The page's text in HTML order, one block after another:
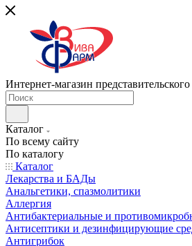
Интернет-магазин представительского
Каталог
По всему сайту
По каталогу
Каталог
Лекарства и БАДы
Анальгетики, спазмолитики
Аллергия
Антибактериальные и
Антисептики и дезинфицирующие
Антигрибок